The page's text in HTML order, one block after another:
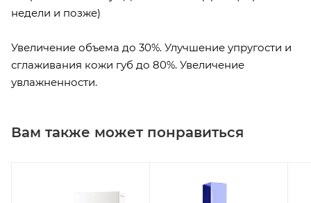
недели и позже)
Увеличение объема до 30%. Улучшение упругости и
сглаживания кожи губ до 80%. Увеличение
увлажненности.
Вам также может понравиться